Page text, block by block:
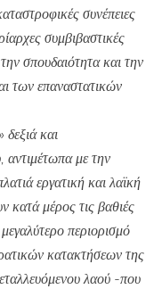
συνέπειες
συμβιβαστικές
σπουδαιότητα και την
των επαναστατικών
δεξιά και
αντιμέτωπα με την
εργατική και λαϊκή
κατά μέρος τις βαθιές
περιορισμό
κατακτήσεων της
λαού -που